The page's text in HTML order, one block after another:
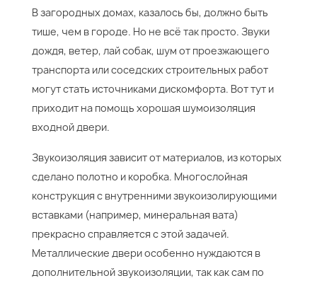
В загородных домах, казалось бы, должно быть
тише, чем в городе. Но не всё так просто. Звуки
дождя, ветер, лай собак, шум от проезжающего
транспорта или соседских строительных работ
могут стать источниками дискомфорта. Вот тут и
приходит на помощь хорошая шумоизоляция
входной двери.
Звукоизоляция зависит от материалов, из которых
сделано полотно и коробка. Многослойная
конструкция с внутренними звукоизолирующими
вставками (например, минеральная вата)
прекрасно справляется с этой задачей.
Металлические двери особенно нуждаются в
дополнительной звукоизоляции, так как сам по